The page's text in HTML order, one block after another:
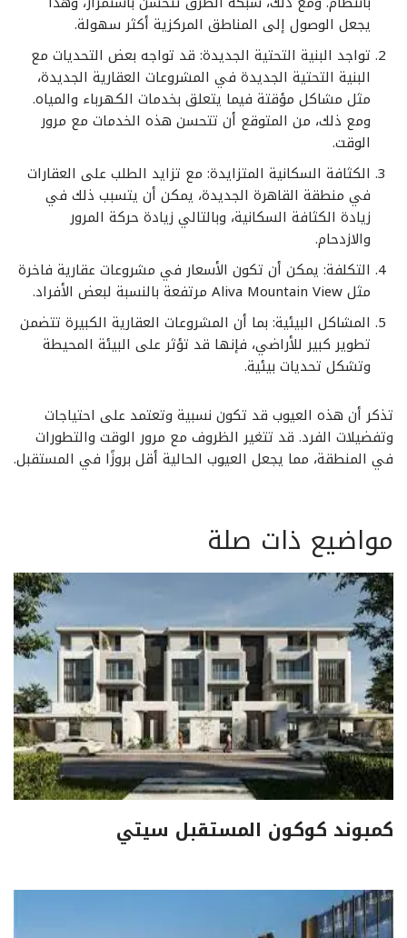
يجعل الوصول إلى المناطق المركزية أكثر سهولة.
تواجد البنية التحتية الجديدة: قد تواجه بعض التحديات مع
البنية التحتية الجديدة في المشروعات العقارية الجديدة،
مثل مشاكل مؤقتة فيما يتعلق بخدمات الكهرباء والمياه.
ومع ذلك، من المتوقع أن تتحسن هذه الخدمات مع مرور
الوقت.
الكثافة السكانية المتزايدة: مع تزايد الطلب على العقارات
في منطقة القاهرة الجديدة، يمكن أن يتسبب ذلك في
زيادة الكثافة السكانية، وبالتالي زيادة حركة المرور
والازدحام.
التكلفة: يمكن أن تكون الأسعار في مشروعات عقارية فاخرة
مثل Aliva Mountain View مرتفعة بالنسبة لبعض الأفراد.
المشاكل البيئية: بما أن المشروعات العقارية الكبيرة تتضمن
تطوير كبير للأراضي، فإنها قد تؤثر على البيئة المحيطة
وتشكل تحديات بيئية.
تذكر أن هذه العيوب قد تكون نسبية وتعتمد على احتياجات
وتفضيلات الفرد. قد تتغير الظروف مع مرور الوقت والتطورات
في المنطقة، مما يجعل العيوب الحالية أقل بروزًا في المستقبل.
مواضيع ذات صلة
كمبوند كوكون المستقبل سيتي